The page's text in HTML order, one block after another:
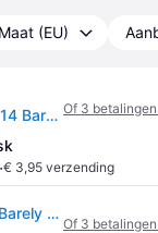
Maat (EU)
ASICS Gel-Kayano 14 Barely Rose Cream - Red Of 3
·€ 3,95 verzending
ASICS Gel-Kayano 14 Barely Rose Cream - Red
Of 3